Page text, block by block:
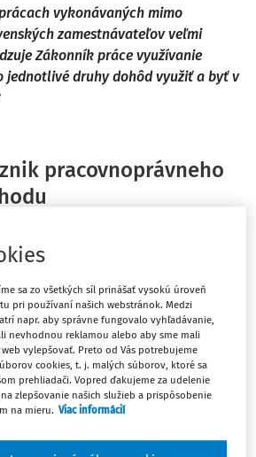
vykonávaných mimo
zamestnávateľov veľmi
Zákonník práce využívanie
jednotlivé druhy dohôd využiť a byť v
pracovnoprávneho
uzatvorená, t. j. vtedy, ak dôjde k
pracovnom pomere túto otázku
práce sa uvádza, čo má
226 ods. 2 ZP), že táto dohoda sa
je uvedené, že zamestnávateľ má
dohody vydať zamestnancovi.
dohody v písomnej forme je
sa zo všetkých síl prinášať vysokú úroveň
pri používaní našich webstránok. Medzi
napr. aby správne fungovalo vyhľadávanie,
nevhodnou reklamou alebo aby sme mali
vylepšovať. Preto od Vás potrebujeme
cookies, t. j. malých súborov, ktoré sa
prehliadači. Vopred ďakujeme za udelenie
zlepšovanie našich služieb a prispôsobenie
na mieru. Viac informácií